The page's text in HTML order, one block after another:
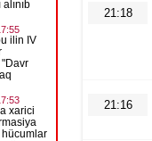
21:18
21:16